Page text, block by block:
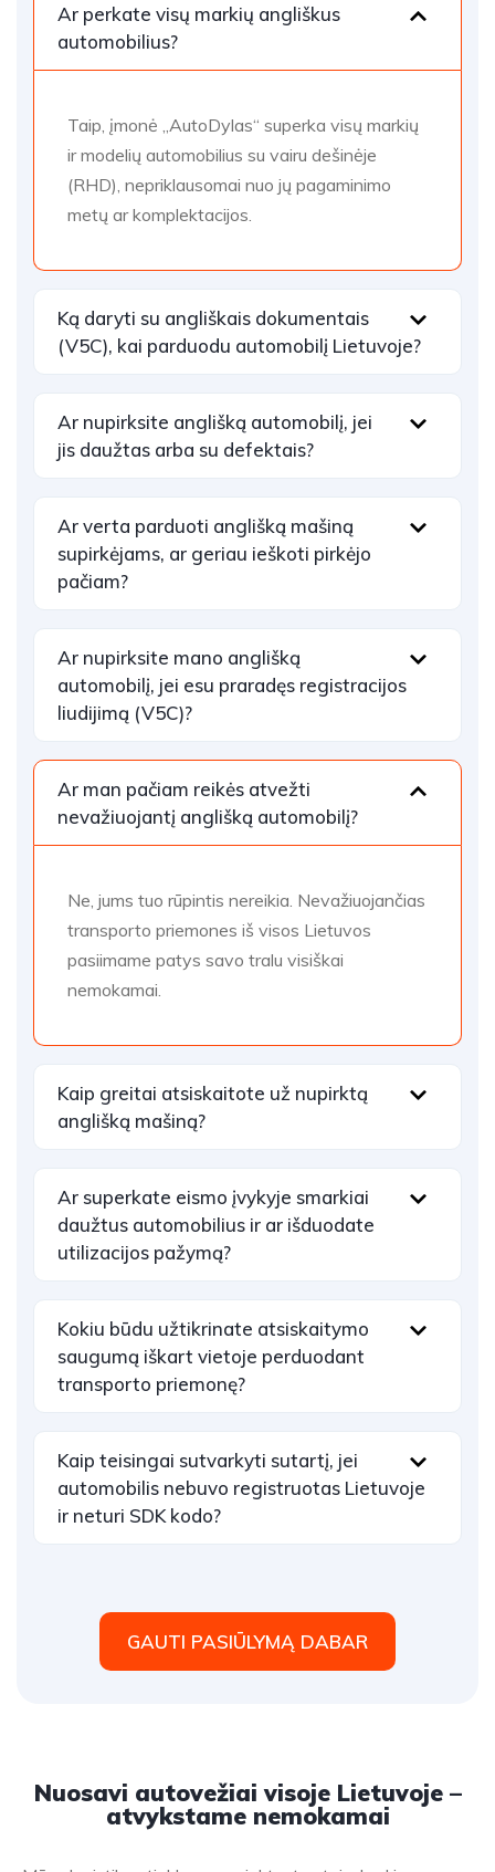
Ar perkate visų markių angliškus
automobilius?
Taip, įmonė „AutoDylas“ superka visų markių
ir modelių automobilius su vairu dešinėje
(RHD), nepriklausomai nuo jų pagaminimo
metų ar komplektacijos.
Ką daryti su angliškais dokumentais
(V5C), kai parduodu automobilį Lietuvoje?
Ar nupirksite anglišką automobilį, jei
jis daužtas arba su defektais?
Ar verta parduoti anglišką mašiną
supirkėjams, ar geriau ieškoti pirkėjo
pačiam?
Ar nupirksite mano anglišką
automobilį, jei esu praradęs registracijos
liudijimą (V5C)?
Ar man pačiam reikės atvežti
nevažiuojantį anglišką automobilį?
Ne, jums tuo rūpintis nereikia. Nevažiuojančias
transporto priemones iš visos Lietuvos
pasiimame patys savo tralu visiškai
nemokamai.
Kaip greitai atsiskaitote už nupirktą
anglišką mašiną?
Ar superkate eismo įvykyje smarkiai
daužtus automobilius ir ar išduodate
utilizacijos pažymą?
Kokiu būdu užtikrinate atsiskaitymo
saugumą iškart vietoje perduodant
transporto priemonę?
Kaip teisingai sutvarkyti sutartį, jei
automobilis nebuvo registruotas Lietuvoje
ir neturi SDK kodo?
GAUTI PASIŪLYMĄ DABAR
Nuosavi autovežiai visoje Lietuvoje –
atvykstame nemokamai